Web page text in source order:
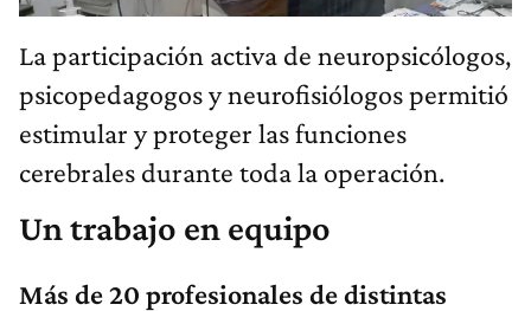
La participación activa de neuropsicólogos,
psicopedagogos y neurofisiólogos permitió
estimular y proteger las funciones
cerebrales durante toda la operación.
Un trabajo en equipo
Más de 20 profesionales de distintas